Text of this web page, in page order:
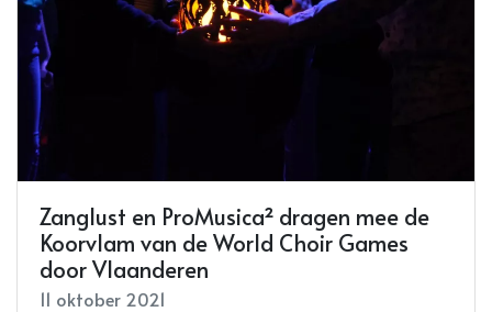
Zanglust en ProMusica² dragen mee de
Koorvlam van de World Choir Games
door Vlaanderen
11 oktober 2021